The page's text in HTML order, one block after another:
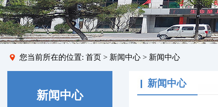
您当前所在的位置: 首页 > 新闻中心 > 新闻中心
新闻中心
新闻中心